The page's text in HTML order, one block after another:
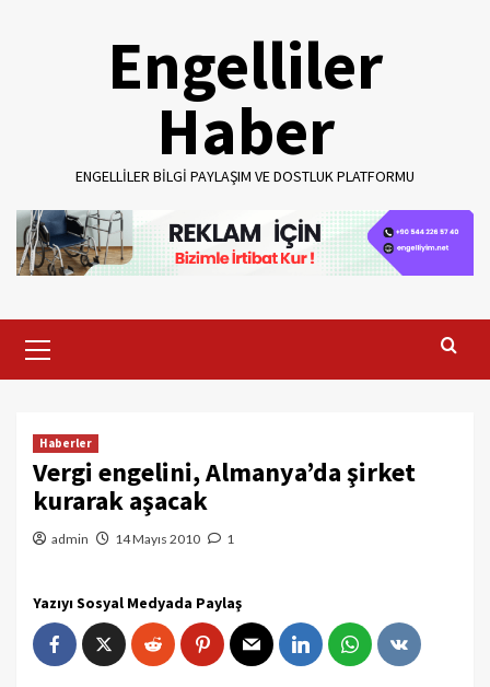
Engelliler
Haber
ENGELLILER BILGI PAYLAŞIM VE DOSTLUK PLATFORMU
Menu
Haberler
Vergi engelini, Almanya’da şirket
kurarak aşacak
admin 14 Mayıs 2010 1
Yazıyı Sosyal Medyada Paylaş